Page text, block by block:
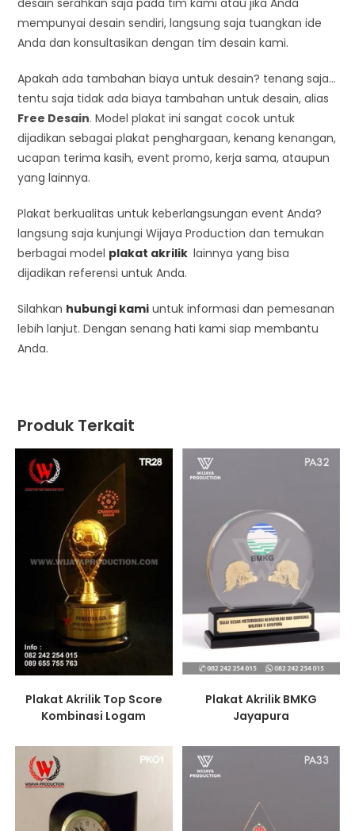
mempunyai desain sendiri, langsung saja tuangkan ide
Anda dan konsultasikan dengan tim desain kami.
Apakah ada tambahan biaya untuk desain? tenang saja…
tentu saja tidak ada biaya tambahan untuk desain, alias
Free Desain. Model plakat ini sangat cocok untuk
dijadikan sebagai plakat penghargaan, kenang kenangan,
ucapan terima kasih, event promo, kerja sama, ataupun
yang lainnya.
Plakat berkualitas untuk keberlangsungan event Anda?
langsung saja kunjungi Wijaya Production dan temukan
berbagai model plakat akrilik lainnya yang bisa
dijadikan referensi untuk Anda.
Silahkan hubungi kami untuk informasi dan pemesanan
lebih lanjut. Dengan senang hati kami siap membantu
Anda.
Produk Terkait
Plakat Akrilik Top Score
Kombinasi Logam
Plakat Akrilik BMKG
Jayapura